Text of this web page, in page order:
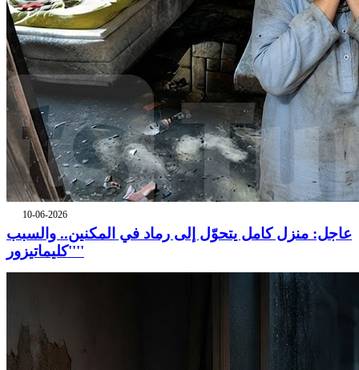
10-06-2026
عاجل: منزل كامل يتحوّل إلى رماد في المكنين.. والسبب
''كليماتيزور''